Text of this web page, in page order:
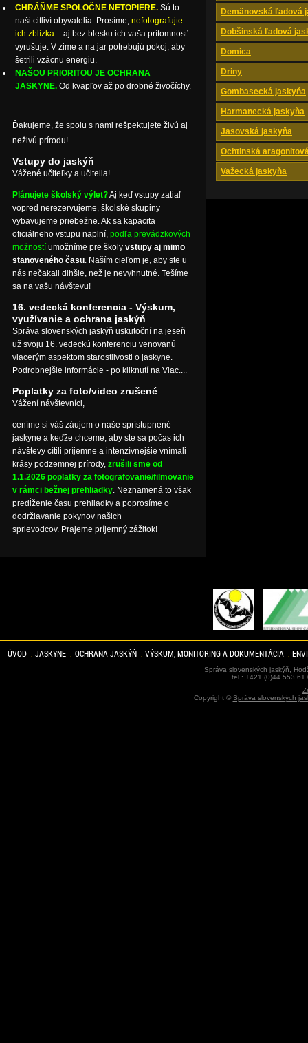
Demänovská ľadová
Dobšinská ľadová
Domica
Driny
Gombasecká jaskyňa
Harmanecká jaskyňa
Jasovská jaskyňa
Ochtinská
Važecká jaskyňa
CHRÁŇME SPOLOČNE NETOPIERE. Sú to
naši citliví obyvatelia. Prosíme, nefotografujte
ich zblízka – aj bez blesku ich vaša prítomnosť
vyrušuje. V zime a na jar potrebujú pokoj, aby
šetrili vzácnu energiu.
NAŠOU PRIORITOU JE OCHRANA
JASKYNE. Od kvapľov až po drobné živočíchy.
Ďakujeme, že spolu s nami rešpektujete živú aj
neživú prírodu!
Vstupy do jaskýň
Vážené učiteľky a učitelia!
Plánujete školský výlet?Aj keď vstupy zatiaľ
vopred nerezervujeme, školské skupiny
vybavujeme priebežne. Ak sa kapacita
oficiálneho vstupu naplní, podľa prevádzkových
možností umožníme pre školy vstupy aj mimo
stanoveného času. Naším cieľom je, aby ste u
nás nečakali dlhšie, než je nevyhnutné. Tešíme
sa na vašu návštevu!
16. vedecká konferencia - Výskum,
využívanie a ochrana jaskýň
Správa slovenských jaskýň uskutoční na jeseň
už svoju 16. vedeckú konferenciu venovanú
viacerým aspektom starostlivosti o jaskyne.
Podrobnejšie informácie - po kliknutí na Viac....
Poplatky za foto/video zrušené
Vážení návštevníci,
ceníme si váš záujem o naše sprístupnené
jaskyne a keďže chceme, aby ste sa počas ich
návštevy cítili príjemne a intenzívnejšie vnímali
krásy podzemnej prírody, zrušili sme od
1.1.2026 poplatky za fotografovanie/filmovanie
v rámci bežnej prehliadky. Neznamená to však
predĺženie času prehliadky a poprosíme o
dodržiavanie pokynov našich
sprievodcov. Prajeme príjemný zážitok!
ÚVOD JASKYNE OCHRANA JASKÝŇ VÝSKUM, MONITORING A DOKUMENTÁCIA
Správa slovenských jaskýň,
tel.: +421 (0)44 553
Copyright ©Správa slovenských